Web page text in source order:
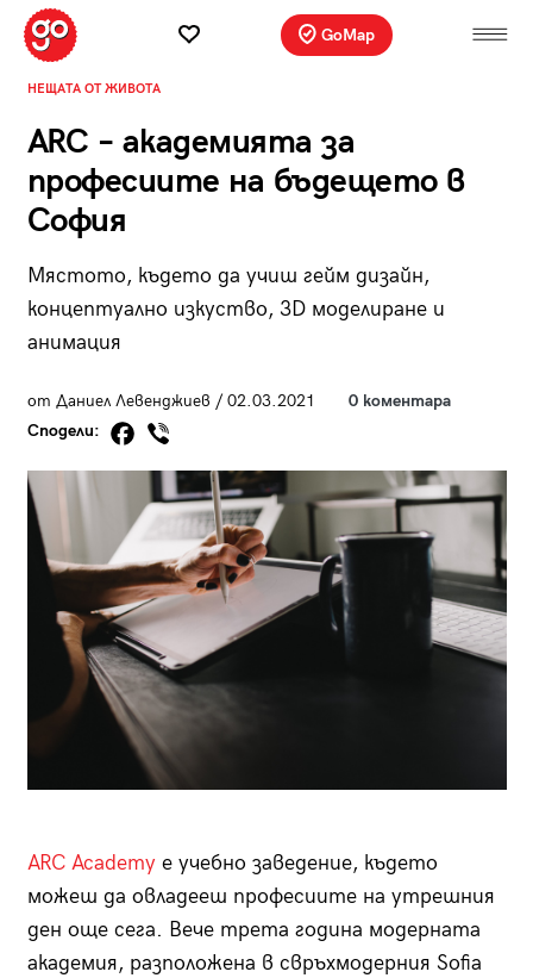
GoMap
НЕЩАТА ОТ ЖИВОТА
ARC – академията за
професиите на бъдещето в
София
Мястото, където да учиш гейм дизайн,
концептуално изкуство, 3D моделиране и
анимация
от Даниел Левенджиев / 02.03.2021
0 коментара
Сподели:
ARC Academy е учебно заведение, където
можеш да овладееш професиите на утрешния
ден още сега. Вече трета година модерната
академия, разположена в свръхмодерния Sofia